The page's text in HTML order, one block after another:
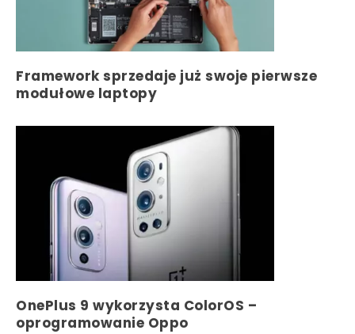
Framework sprzedaje już swoje pierwsze
modułowe laptopy
OnePlus 9 wykorzysta ColorOS –
oprogramowanie Oppo